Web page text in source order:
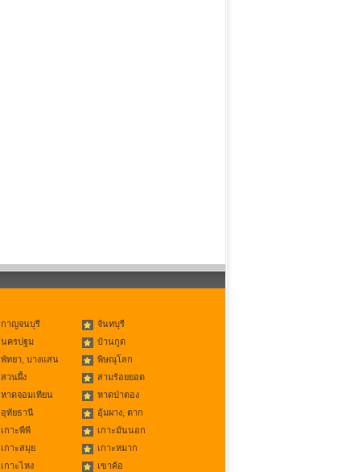
กาญจนบุรี
จันทบุรี
นครปฐม
บ้านกูด
พัทยา, บางแสน
พิษณุโลก
สวนผึ้ง
สามร้อยยอด
หาดจอมเทียน
หาดป่าตอง
อุทัยธานี
อุ้มผาง, ตาก
เกาะพีพี
เกาะมันนอก
เกาะสมุย
เกาะหมาก
เกาะไหง เขาค้อ